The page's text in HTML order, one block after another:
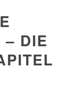
– DIE